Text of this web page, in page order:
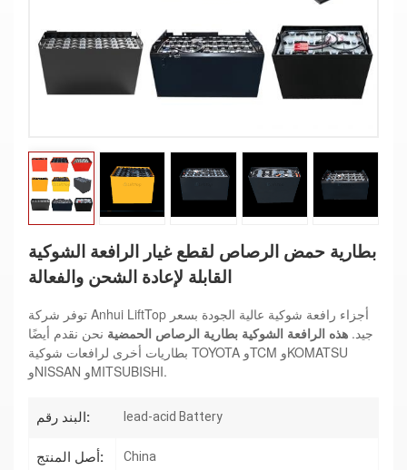
بطارية حمض الرصاص لقطع غيار الرافعة الشوكية
القابلة لإعادة الشحن والفعالة
توفر شركة Anhui LiftTop أجزاء رافعة شوكية عالية الجودة بسعر
جيد. هذه الرافعة الشوكية بطارية الرصاص الحمضية نحن نقدم أيضًا
بطاريات أخرى لرافعات شوكية TOYOTA وTCM وKOMATSU
وNISSAN وMITSUBISHI.
البند رقم: lead-acid Battery
أصل المنتج: China